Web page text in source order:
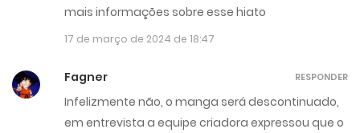
mais informações sobre esse hiato
17 de março de 2024 de 18:47
Fagner
Infelizmente não, o manga será descontinuado,
em entrevista a equipe criadora expressou que o
RESPONDER